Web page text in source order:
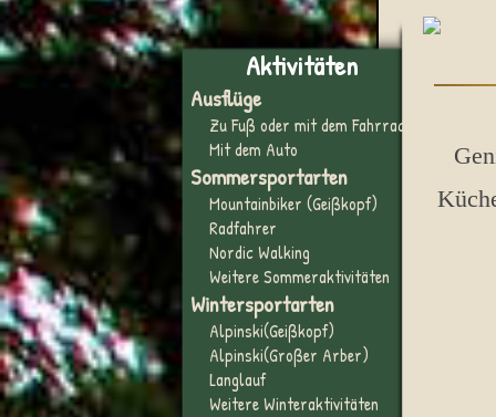
Aktivitäten
Ausflüge
Zu Fuß oder mit dem Fahrrad
Mit dem Auto
Sommersportarten
Mountainbiker (Geißkopf)
Radfahrer
Nordic Walking
Weitere Sommeraktivitäten
Wintersportarten
Alpinski(Geißkopf)
Alpinski(Großer Arber)
Langlauf
Weitere Winteraktivitäten